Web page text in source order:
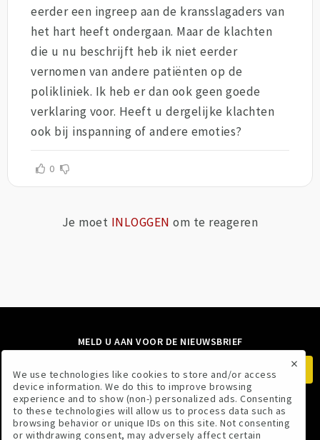
eerder een ingreep aan de kransslagaders van
het hart heeft ondergaan. Maar de klachten
die u nu beschrijft heb ik niet eerder
vernomen van andere patiënten op de
polikliniek. Ik heb er dan ook geen goede
verklaring voor. Heeft u dergelijke klachten
ook bij inspanning of andere emoties?
0
Je moet INLOGGEN om te reageren
MELD U AAN VOOR DE NIEUWSBRIEF
VOLG ONS
×
We use technologies like cookies to store and/or access
device information. We do this to improve browsing
experience and to show (non-) personalized ads. Consenting
to these technologies will allow us to process data such as
browsing behavior or unique IDs on this site. Not consenting
or withdrawing consent, may adversely affect certain